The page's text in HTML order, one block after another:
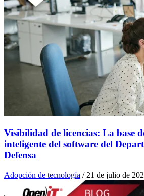
Visibilidad de licencias: La base
inteligente del software del
Defensa
Adopción de tecnología / 21 de julio de